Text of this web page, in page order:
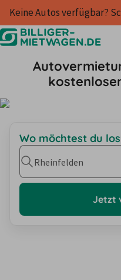
Keine Autos verfügbar?
Wo möchtest du
Rheinfelden
Jetzt